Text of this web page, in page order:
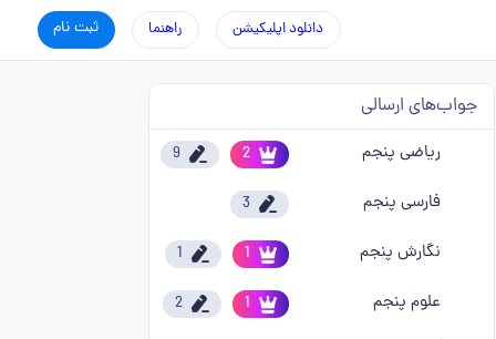
ثبت نام راهنما دانلود اپلیکیشن
جواب‌های ارسالی
ریاضی پنجم 2
9
فارسی پنجم 3
نگارش پنجم 1
1
علوم پنجم 1
2